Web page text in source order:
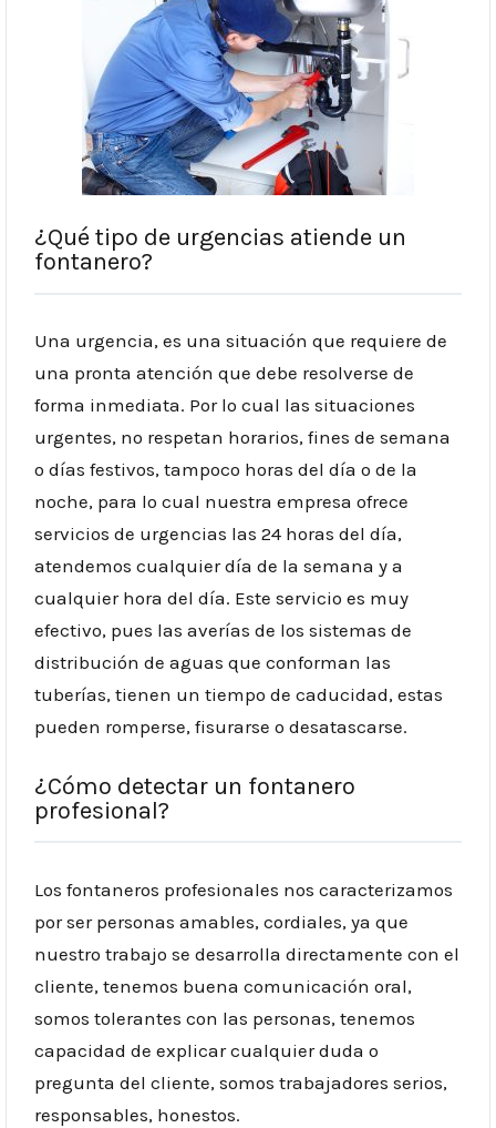
¿Qué tipo de urgencias atiende un
fontanero?
Una urgencia, es una situación que requiere de
una pronta atención que debe resolverse de
forma inmediata. Por lo cual las situaciones
urgentes, no respetan horarios, fines de semana
o días festivos, tampoco horas del día o de la
noche, para lo cual nuestra empresa ofrece
servicios de urgencias las 24 horas del día,
atendemos cualquier día de la semana y a
cualquier hora del día. Este servicio es muy
efectivo, pues las averías de los sistemas de
distribución de aguas que conforman las
tuberías, tienen un tiempo de caducidad, estas
pueden romperse, fisurarse o desatascarse.
¿Cómo detectar un fontanero
profesional?
Los fontaneros profesionales nos caracterizamos
por ser personas amables, cordiales, ya que
nuestro trabajo se desarrolla directamente con el
cliente, tenemos buena comunicación oral,
somos tolerantes con las personas, tenemos
capacidad de explicar cualquier duda o
pregunta del cliente, somos trabajadores serios,
responsables, honestos.